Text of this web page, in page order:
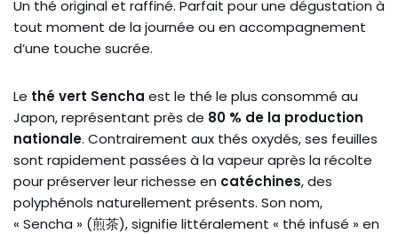
Un thé original et raffiné. Parfait pour une dégustation à
tout moment de la journée ou en accompagnement
d’une touche sucrée.
Le thé vert Sencha est le thé le plus consommé au
Japon, représentant près de 80 % de la production
nationale. Contrairement aux thés oxydés, ses feuilles
sont rapidement passées à la vapeur après la récolte
pour préserver leur richesse en catéchines, des
polyphénols naturellement présents. Son nom,
« Sencha » (煎茶), signifie littéralement « thé infusé » en